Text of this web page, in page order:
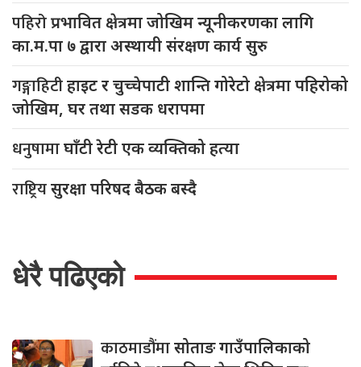
पहिरोप्रभावित क्षेत्रमा जोखिम न्यूनीकरणका लागि
का.म.पा ७ द्वारा अस्थायी संरक्षण कार्य सुरु
गङ्गाहिटीहाइट र चुच्चेपाटी शान्ति गोरेटो क्षेत्रमा पहिरोको
जोखिम, घर तथा सडक धरापमा
धनुषामाघाँटी रेटी एक व्यक्तिको हत्या
राष्ट्रियसुरक्षा परिषद बैठक बस्दै
धेरै पढिएको
काठमाडौंमासोताङ गाउँपालिकाको